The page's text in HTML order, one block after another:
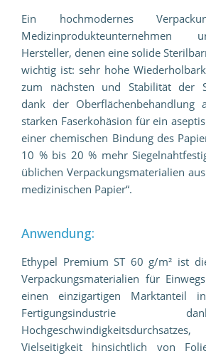
Ein hochmodernes
Medizinprodukteunternehmen
Hersteller, denen eine solide
wichtig ist: sehr hohe
zum nächsten und Stabilität der
dank der
starken Faserkohäsion für ein
einer chemischen Bindung des
10 % bis 20 % mehr
üblichen Verpackungsmaterialien
medizinischen Papier“.
Anwendung:
Ethypel Premium ST 60 g/m² ist
Verpackungsmaterialien für
einen einzigartigen Marktanteil
Vielseitigkeit hinsichtlich von